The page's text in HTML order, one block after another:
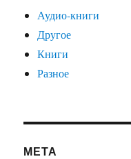
Аудио-книги
Другое
Книги
Разное
МЕТА